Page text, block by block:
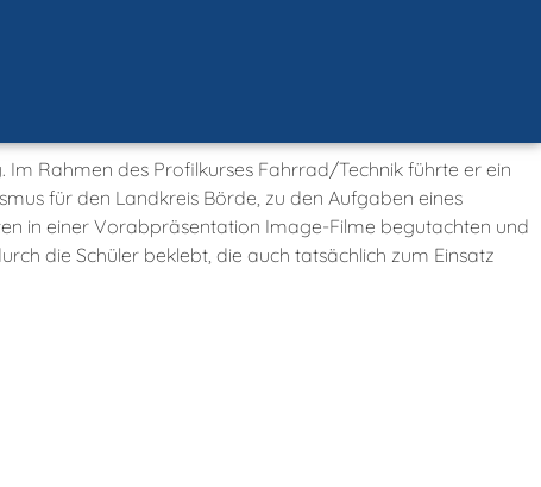
Im Rahmen des Profilkurses Fahrrad/Technik führte er ein
für den Landkreis Börde, zu den Aufgaben eines
in einer Vorabpräsentation Image-Filme begutachten und
die Schüler beklebt, die auch tatsächlich zum Einsatz